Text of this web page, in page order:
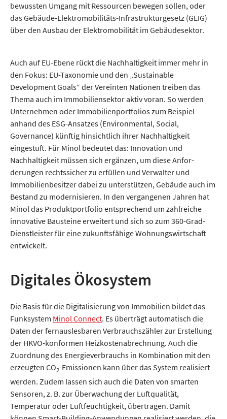
bewussten Umgang mit Ressourcen bewegen sollen, oder
das Gebäude-Elektromobilitäts-Infrastrukturgesetz (GEIG)
über den Ausbau der Elektromobilität im Gebäudesektor.
Auch auf EU-Ebene rückt die Nach­haltigkeit immer mehr in
den Fokus: EU-Taxonomie und den „Sustai­nable
Development Goals“ der Vereinten Nationen treiben das
Thema auch im Immobiliensektor aktiv voran. So werden
Unternehmen oder Immobilien­portfolios zum Beispiel
anhand des ESG-Ansatzes (Environmental, Social,
Governance) künftig hinsichtlich ihrer Nachhaltig­keit
eingestuft. Für Minol bedeutet das: Innovation und
Nachhaltig­keit müssen sich ergänzen, um diese Anfor­
derungen rechtssicher zu erfüllen und Verwalter und
Immobilienbesitzer dabei zu unterstützen, Gebäude auch im
Bestand zu modernisieren. In den vergangenen Jahren hat
Minol das Produkt­portfolio entsprechend um zahlreiche
innovative Bausteine erweitert und sich so zum 360-Grad-
Dienstleister für eine zukunftsfähige Wohnungs­wirtschaft
entwickelt.
Digitales Ökosystem
Die Basis für die Digitalisierung von Immobilien bildet das
Funksystem Minol Connect. Es überträgt automatisch die
Daten der fernauslesbaren Verbrauchszähler zur Erstellung
der HKVO-konformen Heizkosten­abrechnung. Auch die
Zuordnung des Energieverbrauchs in Kombination mit den
erzeugten CO2-Emissionen kann über das System realisiert
werden. Zudem lassen sich auch die Daten von smarten
Sensoren, z. B. zur Überwachung der Luftqualität,
Temperatur oder Luftfeuchtigkeit, übertragen. Damit